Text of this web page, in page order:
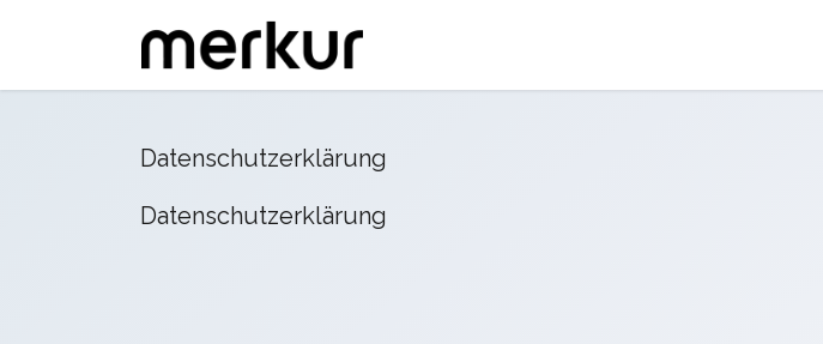
Datenschutzerklärung
Datenschutzerklärung